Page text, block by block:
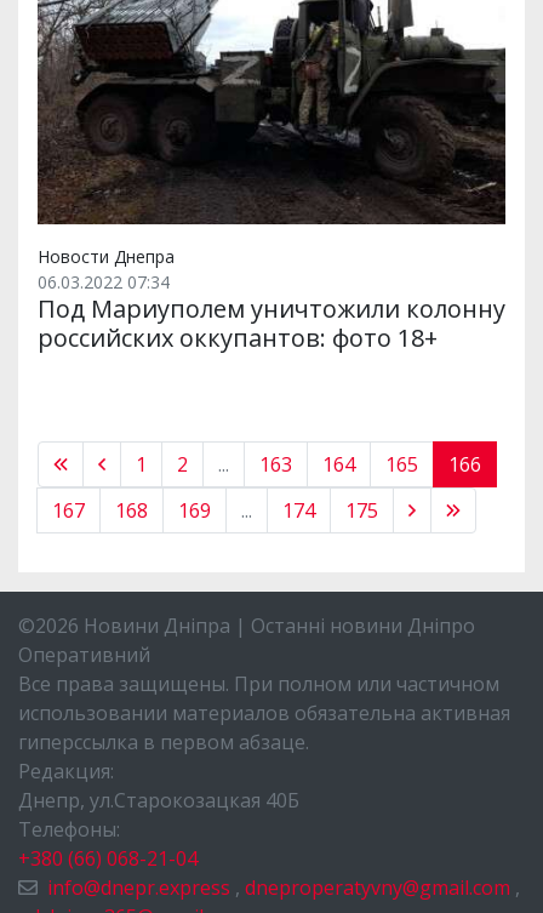
Новости Днепра
06.03.2022 07:34
Под Мариуполем уничтожили колонну
российских оккупантов: фото 18+
1 2 ... 163 164 165
166
167
168 169 ... 174 175
©2026 Новини Дніпра | Останні новини Дніпро
Оперативний
Все права защищены. При полном или частичном
использовании материалов обязательна активная
гиперссылка в первом абзаце.
Редакция:
Днепр, ул.Старокозацкая 40Б
Телефоны:
+380 (66) 068-21-04
info@dnepr.express , dneproperatyvny@gmail.com ,